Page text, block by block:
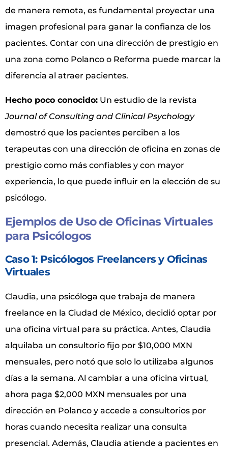
de manera remota, es fundamental proyectar una
imagen profesional para ganar la confianza de los
pacientes. Contar con una dirección de prestigio en
una zona como Polanco o Reforma puede marcar la
diferencia al atraer pacientes.
Hecho poco conocido: Un estudio de la revista
Journal of Consulting and Clinical Psychology
demostró que los pacientes perciben a los
terapeutas con una dirección de oficina en zonas de
prestigio como más confiables y con mayor
experiencia, lo que puede influir en la elección de su
psicólogo.
Ejemplos de Uso de Oficinas Virtuales
para Psicólogos
Caso 1: Psicólogos Freelancers y Oficinas
Virtuales
Claudia, una psicóloga que trabaja de manera
freelance en la Ciudad de México, decidió optar por
una oficina virtual para su práctica. Antes, Claudia
alquilaba un consultorio fijo por $10,000 MXN
mensuales, pero notó que solo lo utilizaba algunos
días a la semana. Al cambiar a una oficina virtual,
ahora paga $2,000 MXN mensuales por una
dirección en Polanco y accede a consultorios por
horas cuando necesita realizar una consulta
presencial. Además, Claudia atiende a pacientes en